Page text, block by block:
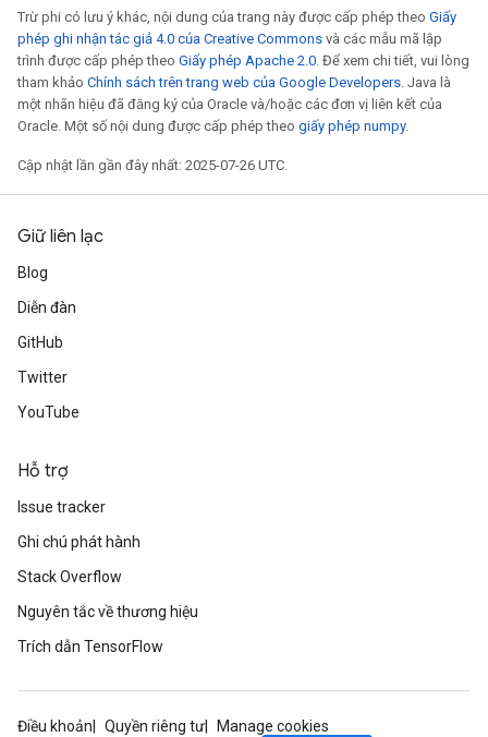
Trừ phi có lưu ý khác, nội dung của trang này được cấp phép theo Giấy
phép ghi nhận tác giả 4.0 của Creative Commons và các mẫu mã lập
trình được cấp phép theo Giấy phép Apache 2.0. Để xem chi tiết, vui lòng
tham khảo Chính sách trên trang web của Google Developers. Java là
một nhãn hiệu đã đăng ký của Oracle và/hoặc các đơn vị liên kết của
Oracle. Một số nội dung được cấp phép theo giấy phép numpy.
Cập nhật lần gần đây nhất: 2025-07-26 UTC.
Giữ liên lạc
Blog
Diễn đàn
GitHub
Twitter
YouTube
Hỗ trợ
Issue tracker
Ghi chú phát hành
Stack Overflow
Nguyên tắc về thương hiệu
Trích dẫn TensorFlow
Điều khoản Quyền riêng tư
Manage cookies